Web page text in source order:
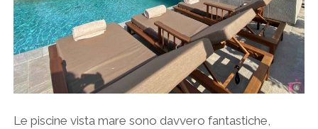
Le piscine vista mare sono davvero fantastiche,